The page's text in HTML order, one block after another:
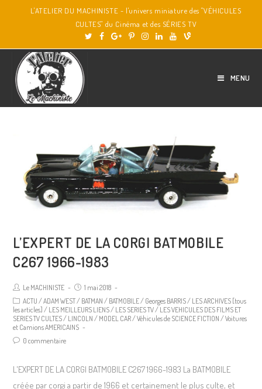
L'ATELIER DU MACHINISTE - l'univers miniature des "VÉHICULES
CULTES" du Cinéma et des SÉRIES TV
MENU
L’EXPERT DE LA CORGI BATMOBILE
C267 1966-1983
Le MACHINISTE
1 mai 2018
ACTU /ADAM WEST/ BATMAN / BATMOBILE/ Georges BARRIS/ LES ARCHIVES [tous
les articles] / LES MEILLEURS LIENS/ LES SERIES TV/ LES VEHICULES DES FILMS ET
SERIES TV CULTES/ LINCOLN / MODEL CAR/Véhicules de SCIENCE FICTION /Voitures
et Camions AMERICAINS
0 commentaire
L'EXPERT DE LA CORGI BATMOBILE C267 1966-1983 La BATMOBILE
créée par corgi a partir de 1966 et certainement le plus culte, et